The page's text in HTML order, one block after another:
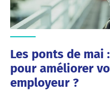
Les ponts de
pour améliorer
employeur ?